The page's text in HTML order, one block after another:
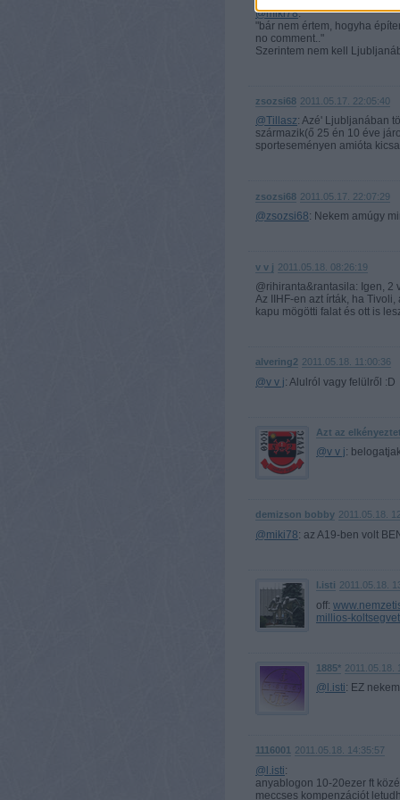
@miki78:
"bár nem értem, hogyha
no comment.."
Szerintem nem kell
zsozsi68 2011.05.17. 22:05:40
@Tillasz: Azé' Ljubljanában
származik(ő 25 én 10 éve
sporteseményen amióta
zsozsi68 2011.05.17. 22:07:29
@zsozsi68: Nekem amúgy
v v j 2011.05.18. 08:26:19
@rihiranta&rantasila: Igen, 2
Az IIHF-en azt írták, ha
kapu mögötti falat és ott is
alvering2 2011.05.18. 11:00:36
@v v j: Alulról vagy felülről :D
Azt az
@v v j:
demizson bobby 2011.05.18.
@miki78: az A19-ben volt
l.isti 2011.05.18.
off:
millios-
1885* 2011.05.18.
@l.isti: EZ
1116001 2011.05.18. 14:35:57
@l.isti:
anyablogon 10-20ezer ft
meccses kompenzációt